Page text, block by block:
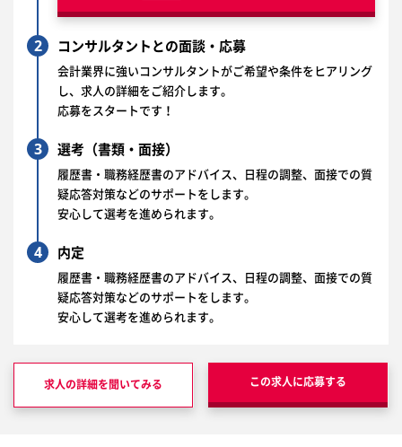
2 コンサルタントとの面談・応募
会計業界に強いコンサルタントがご希望や条件をヒアリング
し、求人の詳細をご紹介します。
応募をスタートです！
3 選考（書類・面接）
履歴書・職務経歴書のアドバイス、日程の調整、面接での質
疑応答対策などのサポートをします。
安心して選考を進められます。
4 内定
履歴書・職務経歴書のアドバイス、日程の調整、面接での質
疑応答対策などのサポートをします。
安心して選考を進められます。
求人の詳細を聞いてみる この求人に応募する